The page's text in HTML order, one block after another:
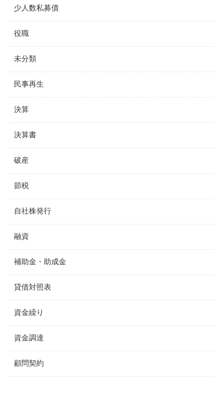
少人数私募債
役職
未分類
民事再生
決算
決算書
破産
節税
自社株発行
融資
補助金・助成金
貸借対照表
資金繰り
資金調達
顧問契約